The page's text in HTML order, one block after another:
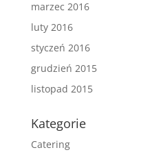
marzec 2016
luty 2016
styczeń 2016
grudzień 2015
listopad 2015
Kategorie
Catering